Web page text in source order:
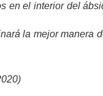
en el interior del
la mejor manera